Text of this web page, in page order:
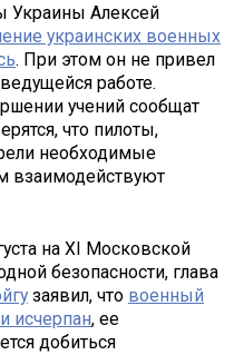
Украины Алексей
украинских военных
. При этом он не привел
работе.
учений сообщат
что пилоты,
необходимые
взаимодействуют
на XI Московской
безопасности, глава
заявил, что военный
исчерпан, ее
добиться